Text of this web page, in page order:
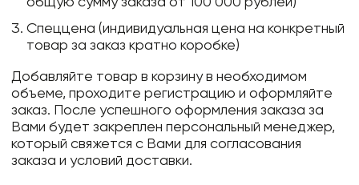
Спеццена (индивидуальная цена на конкретный
товар за заказ кратно коробке)
Добавляйте товар в корзину в необходимом
объеме, проходите регистрацию и оформляйте
заказ. После успешного оформления заказа за
Вами будет закреплен персональный менеджер,
который свяжется с Вами для согласования
заказа и условий доставки.